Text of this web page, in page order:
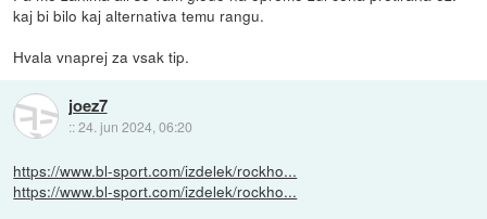
kaj bi bilo kaj alternativa temu rangu.
Hvala vnaprej za vsak tip.
joez7
::24. jun 2024, 06:20
https://www.bl-sport.com/izdelek/rockho...
https://www.bl-sport.com/izdelek/rockho...